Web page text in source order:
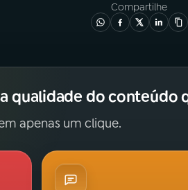
Compartilhe
qualidade do conteúdo
apenas um clique.